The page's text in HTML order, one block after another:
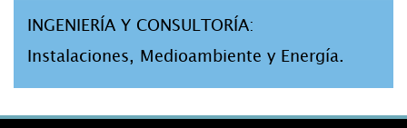
INGENIERÍA Y CONSULTORÍA:
Instalaciones, Medioambiente y Energía.